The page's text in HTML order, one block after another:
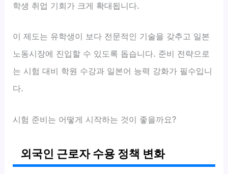
학생 취업 기회가 크게 확대됩니다.
이 제도는 유학생이 보다 전문적인 기술을 갖추고 일본
노동시장에 진입할 수 있도록 돕습니다. 준비 전략으로
는 시험 대비 학원 수강과 일본어 능력 강화가 필수입니
다.
시험 준비는 어떻게 시작하는 것이 좋을까요?
외국인 근로자 수용 정책 변화